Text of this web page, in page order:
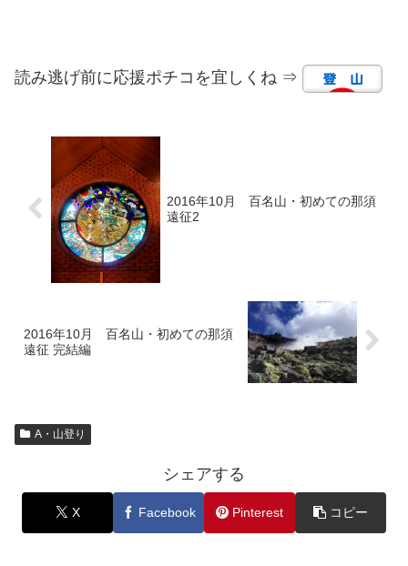
読み逃げ前に応援ポチコを宜しくね ⇒
2016年10月 百名山・初めての那須
遠征2
2016年10月 百名山・初めての那須
遠征 完結編
A・山登り
シェアする
X Facebook Pinterest コピー